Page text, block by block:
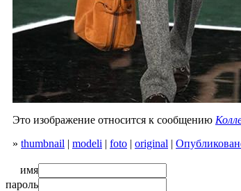
Это изображение относится к сообщению
» thumbnail | modeli | foto | original |
имя
пароль